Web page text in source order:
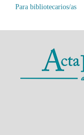
Para bibliotecarios/as